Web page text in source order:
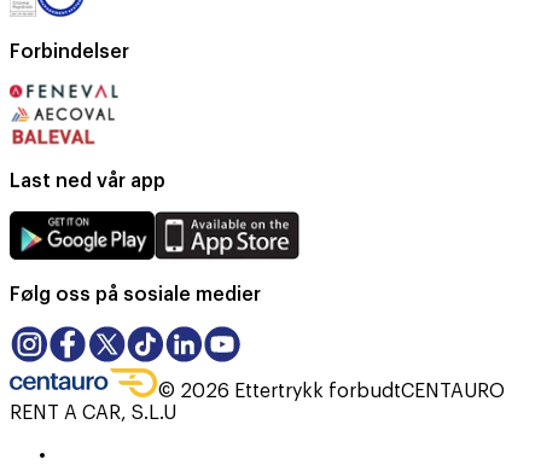
Forbindelser
Last ned vår app
Følg oss på sosiale medier
© 2026 Ettertrykk forbudtCENTAURO
RENT A CAR, S.L.U